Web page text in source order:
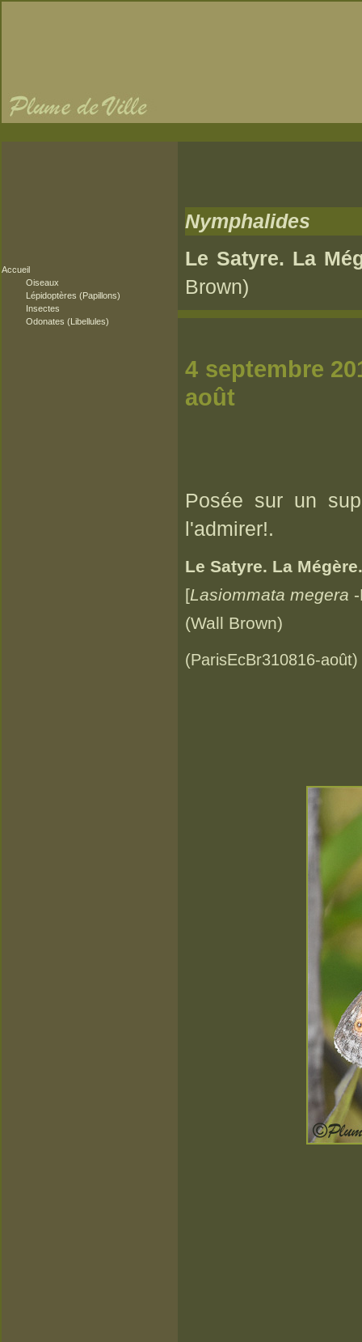
Accueil
Oiseaux
Lépidoptères (Papillons)
Insectes
Odonates (Libellules)
Nymphalides
Le Satyre. La
Brown)
4
août
Posée sur un
l'admirer!.
Le Satyre. La Mégère.
[Lasiommata megera
(Wall Brown)
(ParisEcBr310816-août)